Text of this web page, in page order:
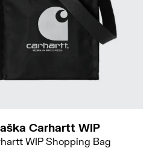
Carhartt WIP
WIP Shopping Bag